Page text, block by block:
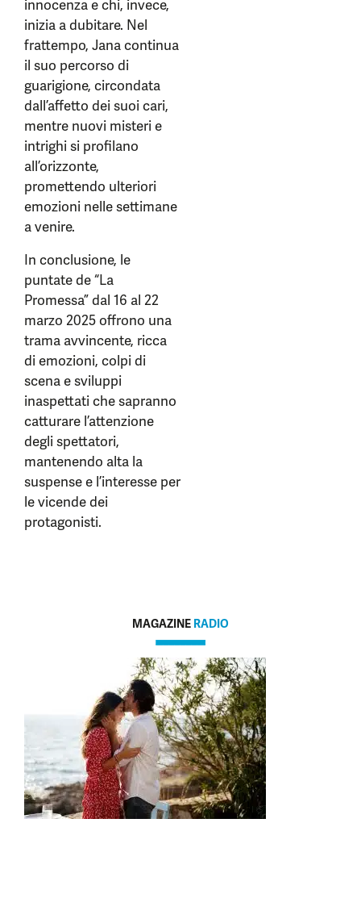
innocenza e chi, invece,
inizia a dubitare. Nel
frattempo, Jana continua
il suo percorso di
guarigione, circondata
dall’affetto dei suoi cari,
mentre nuovi misteri e
intrighi si profilano
all’orizzonte,
promettendo ulteriori
emozioni nelle settimane
a venire.
In conclusione, le
puntate de “La
Promessa” dal 16 al 22
marzo 2025 offrono una
trama avvincente, ricca
di emozioni, colpi di
scena e sviluppi
inaspettati che sapranno
catturare l’attenzione
degli spettatori,
mantenendo alta la
suspense e l’interesse per
le vicende dei
protagonisti.
MAGAZINE RADIO